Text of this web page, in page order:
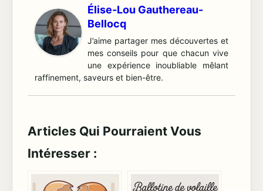
Élise-Lou Gauthereau-
Bellocq
J’aime partager mes découvertes et
mes conseils pour que chacun vive
une expérience inoubliable mêlant
raffinement, saveurs et bien-être.
Articles Qui Pourraient Vous
Intéresser :